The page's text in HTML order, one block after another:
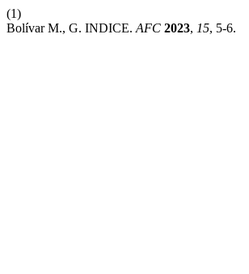
(1)
Bolívar M., G. INDICE. AFC 2023, 15, 5-6.